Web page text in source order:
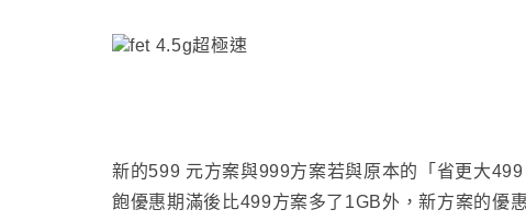
新的599 元方案與999方案若與原本的 「省更大
飽優惠期滿後比499方案多了1GB外 ，新方案的優